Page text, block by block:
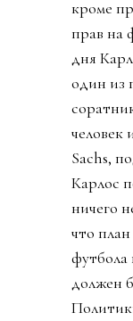
кроме
прав на
дня
один из
человек
Sachs,
Карлос
ничего
что
футбола
должен